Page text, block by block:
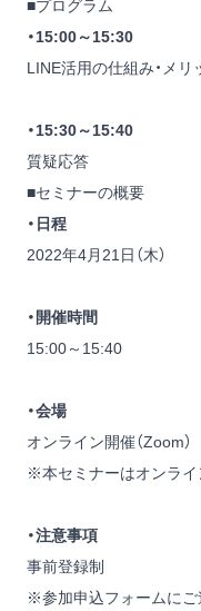
■プログラム
・15:00～15:30
LINE活用の仕組み・メ
・15:30～15:40
質疑応答
■セミナーの概要
・ 日程
2022年4月21日（木）
・開催時間
15:00～15:40
・会場
オンライン開催（Zoom）
※本セミナーはオンライ
・注意事項
事前登録制
※参加申込フォームにご